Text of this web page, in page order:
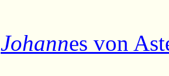
Johannes von